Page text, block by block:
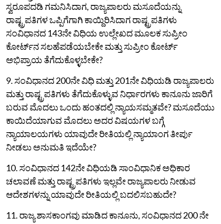
ಸ್ವರೂಪದಡಿ ಗಮನಿಸಿದಾಗ, ರಾಜ್ಯಪಾಲರು ಮಸೂದೆಯನ್ನು
ರಾಷ್ಟ್ರಪತಿಗಳ ಒಪ್ಪಿಗೆಗಾಗಿ ಕಾಯ್ದಿರಿಸಿದಾಗ ರಾಷ್ಟ್ರಪತಿಗಳು
ಸಂವಿಧಾನದ 143ನೇ ವಿಧಿಯ ಉಲ್ಲೇಖದ ಮೂಲಕ ಸುಪ್ರೀಂ
ಕೋರ್ಟ್‌ನ ಸಲಹೆಪಡೆಯಬೇಕೇ ಮತ್ತು ಸುಪ್ರೀಂ ಕೋರ್ಟ್‌
ಅಭಿಪ್ರಾಯ ತೆಗೆದುಕೊಳ್ಳಬೇಕೇ?
9. ಸಂವಿಧಾನದ 200ನೇ ವಿಧಿ ಮತ್ತು 201ನೇ ವಿಧಿಯಡಿ ರಾಜ್ಯಪಾಲರು
ಮತ್ತು ರಾಷ್ಟ್ರಪತಿಗಳು ತೆಗೆದುಕೊಳ್ಳುವ ನಿರ್ಧಾರಗಳು ಕಾನೂನು ಜಾರಿಗೆ
ಬರುವ ಮೊದಲು ಒಂದು ಹಂತದಲ್ಲಿ ನ್ಯಾಯಸಮ್ಮತವೇ? ಮಸೂದೆಯು
ಕಾಯಿದೆಯಾಗುವ ಮೊದಲು ಅದರ ವಿಷಯಗಳ ಬಗ್ಗೆ
ನ್ಯಾಯಾಲಯಗಳು ಯಾವುದೇ ರೀತಿಯಲ್ಲಿ ನ್ಯಾಯಾಂಗ ತೀರ್ಪು
ನೀಡಲು ಅನುಮತಿ ಇದೆಯೇ?
10. ಸಂವಿಧಾನದ 142ನೇ ವಿಧಿಯಡಿ ಸಾಂವಿಧಾನಿಕ ಅಧಿಕಾರ
ಚಲಾವಣೆ ಮತ್ತು ರಾಷ್ಟ್ರಪತಿಗಳು ಇಲ್ಲವೇ ರಾಜ್ಯಪಾಲರು ನೀಡುವ
ಆದೇಶಗಳನ್ನು ಯಾವುದೇ ರೀತಿಯಲ್ಲಿ ಬದಲಿಸಬಹುದೇ?
11. ರಾಜ್ಯ ಶಾಸಕಾಂಗವು ಮಾಡಿದ ಕಾನೂನು, ಸಂವಿಧಾನದ 200 ನೇ